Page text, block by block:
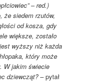
– red.)
że siedem rzutów,
od kosza, gdy
większe, zostało
wyższy niż każda
który może
W jakim świecie
dziewcząt?– pytał